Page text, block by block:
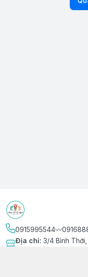
0915995544〰️
Địa chỉ: 3/4 Bình